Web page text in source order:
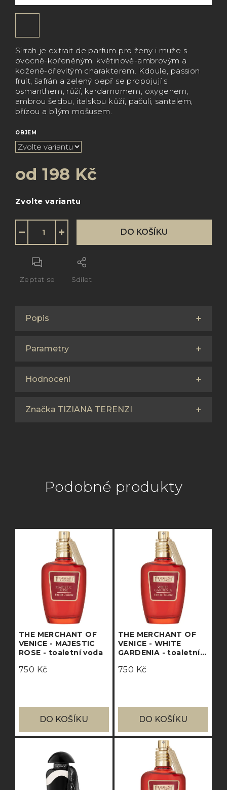
Sirrah je extrait de parfum pro ženy i muže s
ovocně-kořeněným, květinově-ambrovým a
koženě-dřevitým charakterem. Kdoule, passion
fruit, šafrán a zelený pepř se propojují s
osmanthem, růží, kardamomem, oxygenem,
ambrou šedou, italskou kůží, pačuli, santalem,
břízou a bílým mošusem.
OBJEM
od198 Kč
cena:
Zvolte variantu
+
− DO KOŠÍKU
Zeptat se Sdílet
Popis
Parametry
Hodnocení
Značka TIZIANA TERENZI
Podobné produkty
THE MERCHANT OF
VENICE - MAJESTIC
ROSE - toaletní voda
750 Kč
DO KOŠÍKU
THE MERCHANT OF
VENICE - WHITE
GARDENIA - toaletní
750 Kč
DO KOŠÍKU